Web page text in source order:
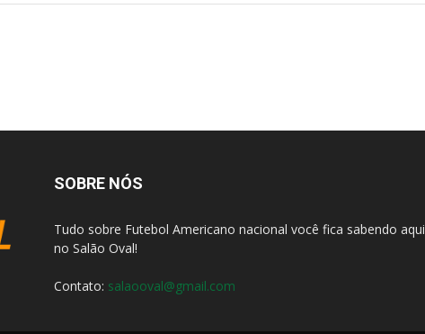
SOBRE NÓS
Tudo sobre Futebol Americano nacional você fica sabendo aqui
no Salão Oval!
Contato: salaooval@gmail.com